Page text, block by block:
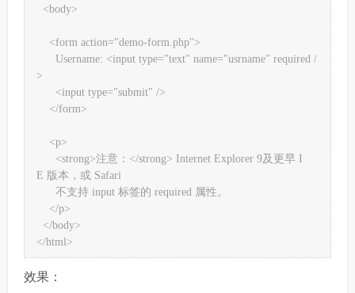
<body>
<form action="demo-form.php">
Username: <input type="text" name="usrname" required /
>
<input type="submit" />
</form>
<p>
<strong>注意：</strong> Internet Explorer 9及更早 I
E 版本，或 Safari
不支持 input 标签的 required 属性。
</p>
</body>
</html>
效果：